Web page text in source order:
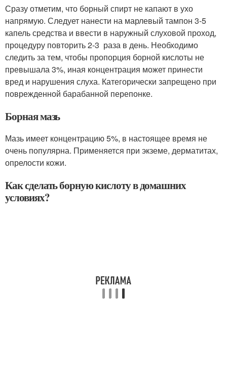
Сразу отметим, что борный спирт не капают в ухо
напрямую. Следует нанести на марлевый тампон 3-5
капель средства и ввести в наружный слуховой проход,
процедуру повторить 2-3 раза в день. Необходимо
следить за тем, чтобы пропорция борной кислоты не
превышала 3%, иная концентрация может принести
вред и нарушения слуха. Категорически запрещено при
поврежденной барабанной перепонке.
Борная мазь
Мазь имеет концентрацию 5%, в настоящее время не
очень популярна. Применяется при экземе, дерматитах,
опрелости кожи.
Как сделать борную кислоту в домашних
условиях?